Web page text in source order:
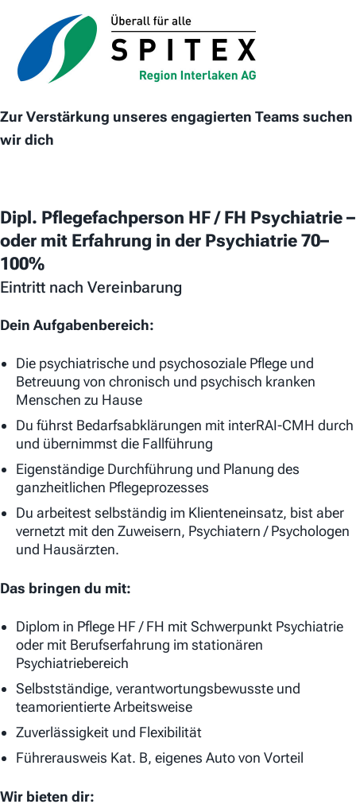
Zur Verstärkung unseres engagierten Teams suchen
wir dich
Dipl. Pflegefachperson HF / FH Psychiatrie –
oder mit Erfahrung in der Psychiatrie 70–
100%
Eintritt nach Vereinbarung
Dein Aufgabenbereich:
Die psychiatrische und psychosoziale Pflege und
Betreuung von chronisch und psychisch kranken
Menschen zu Hause
Du führst Bedarfsabklärungen mit interRAI-CMH durch
und übernimmst die Fallführung
Eigenständige Durchführung und Planung des
ganzheitlichen Pflegeprozesses
Du arbeitest selbständig im Klienteneinsatz, bist aber
vernetzt mit den Zuweisern, Psychiatern / Psychologen
und Hausärzten.
Das bringen du mit:
Diplom in Pflege HF / FH mit Schwerpunkt Psychiatrie
oder mit Berufserfahrung im stationären
Psychiatriebereich
Selbstständige, verantwortungsbewusste und
teamorientierte Arbeitsweise
Zuverlässigkeit und Flexibilität
Führerausweis Kat. B, eigenes Auto von Vorteil
Wir bieten dir: